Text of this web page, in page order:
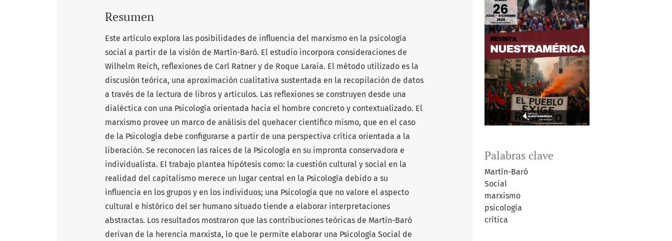
Palabras clave
Martín-Baró
Social
marxismo
psicología
crítica
Resumen
Este artículo explora las posibilidades de influencia del marxismo en la psicología
social a partir de la visión de Martín-Baró. El estudio incorpora consideraciones de
Wilhelm Reich, reflexiones de Carl Ratner y de Roque Laraia. El método utilizado es la
discusión teórica, una aproximación cualitativa sustentada en la recopilación de datos
a través de la lectura de libros y artículos. Las reflexiones se construyen desde una
dialéctica con una Psicología orientada hacia el hombre concreto y contextualizado. El
marxismo provee un marco de análisis del quehacer científico mismo, que en el caso
de la Psicología debe configurarse a partir de una perspectiva crítica orientada a la
liberación. Se reconocen las raíces de la Psicología en su impronta conservadora e
individualista. El trabajo plantea hipótesis como: la cuestión cultural y social en la
realidad del capitalismo merece un lugar central en la Psicología debido a su
influencia en los grupos y en los individuos; una Psicología que no valore el aspecto
cultural e histórico del ser humano situado tiende a elaborar interpretaciones
abstractas. Los resultados mostraron que las contribuciones teóricas de Martín-Baró
derivan de la herencia marxista, lo que le permite elaborar una Psicología Social de